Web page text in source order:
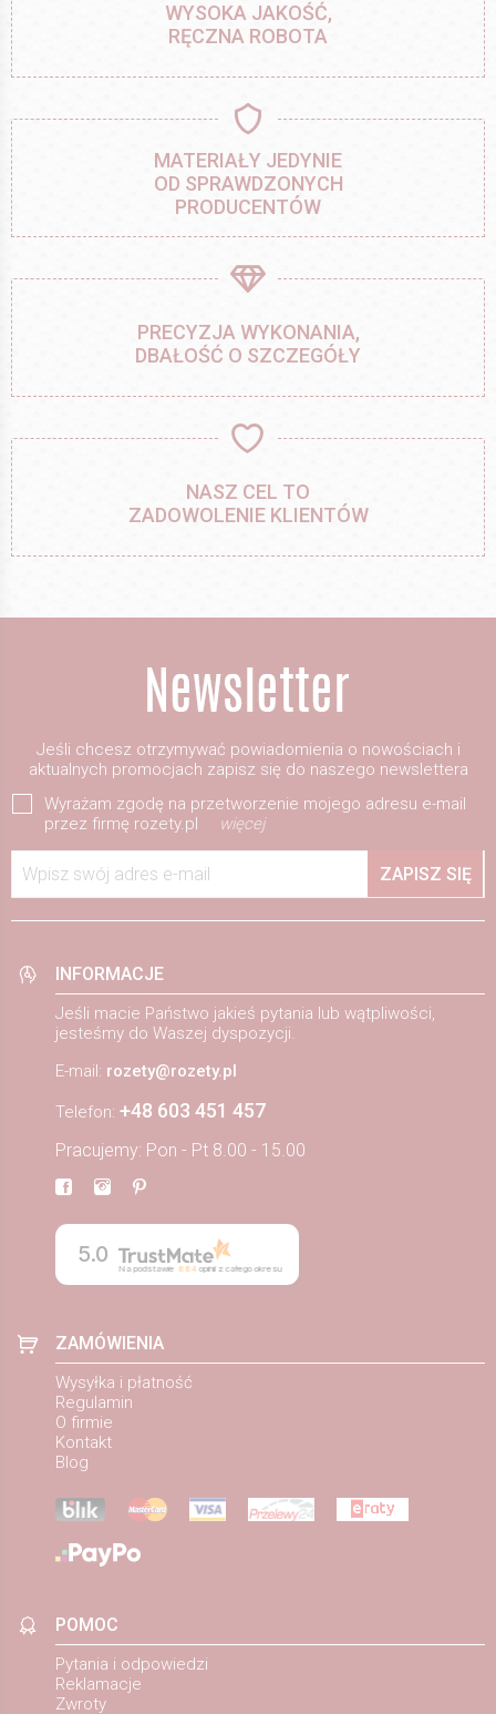
WYSOKA JAKOŚĆ,
RĘCZNA ROBOTA
MATERIAŁY JEDYNIE
OD SPRAWDZONYCH
PRODUCENTÓW
PRECYZJA WYKONANIA,
DBAŁOŚĆ O SZCZEGÓŁY
NASZ CEL TO
ZADOWOLENIE KLIENTÓW
Jeśli chcesz otrzymywać powiadomienia o nowościach i
aktualnych promocjach zapisz się do naszego newslettera
Wyrażam zgodę na przetworzenie mojego adresu e-mail
przez firmę rozety.pl
więcej
Wpisz swój adres e-mail ZAPISZ SIĘ
INFORMACJE
Jeśli macie Państwo jakieś pytania lub wątpliwości,
jesteśmy do Waszej dyspozycji.
E-mail: rozety@rozety.pl
Telefon: +48 603 451 457
Pracujemy: Pon - Pt 8.00 - 15.00
5.0
Na podstawie 884opinii z całego okresu
ZAMÓWIENIA
Wysyłka i płatność
Regulamin
O firmie
Kontakt
Blog
POMOC
Pytania i odpowiedzi
Reklamacje
Zwroty